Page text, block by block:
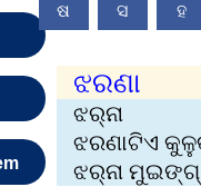
ଷ ସ ହ
ଝରଣା
ଝର୍‌ନା
ଝରଣାଟିଏ
ଝର୍‌ନା